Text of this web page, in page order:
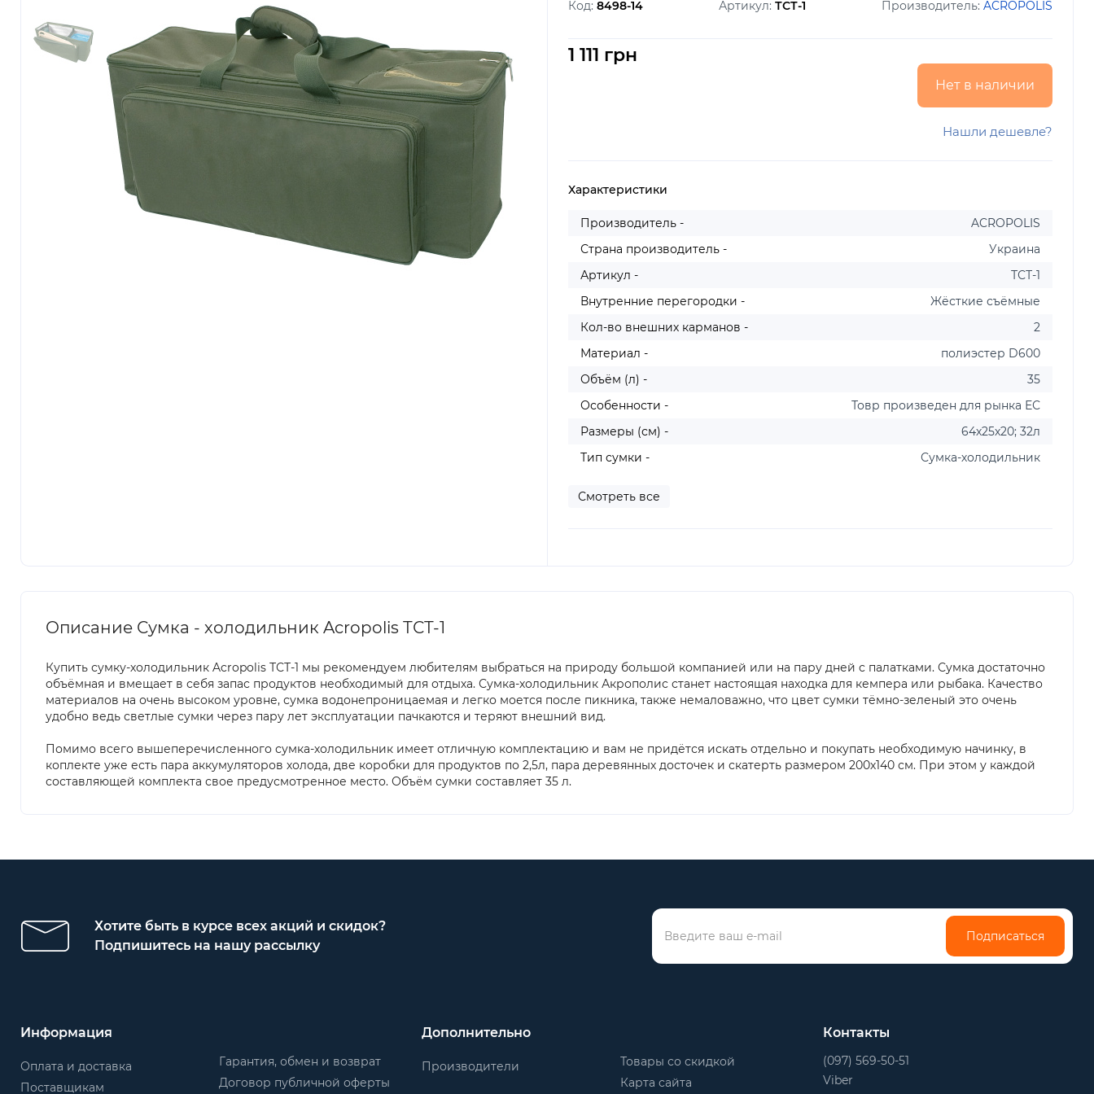
Код: 8498-14 Артикул: ТСТ-1 Производитель: ACROPOLIS
1 111 грн
Нет в наличии
Нашли дешевле?
Характеристики
Производитель -
ACROPOLIS
Страна производитель -
Украина
Артикул -
ТСТ-1
Внутренние перегородки -
Жёсткие съёмные
Кол-во внешних карманов -
2
Материал -
полиэстер D600
Объём (л) -
35
Особенности -
Товр произведен для рынка ЕС
Размеры (см) -
64х25х20; 32л
Тип сумки -
Сумка-холодильник
Смотреть все
Описание Сумка - холодильник Acropolis ТСТ-1
Купить сумку-холодильник Acropolis ТСТ-1 мы рекомендуем любителям выбраться на природу большой компанией или на пару дней с палатками. Сумка достаточно
объёмная и вмещает в себя запас продуктов необходимый для отдыха. Сумка-холодильник Акрополис станет настоящая находка для кемпера или рыбака. Качество
материалов на очень высоком уровне, сумка водонепроницаемая и легко моется после пикника, также немаловажно, что цвет сумки тёмно-зеленый это очень
удобно ведь светлые сумки через пару лет эксплуатации пачкаются и теряют внешний вид.
Помимо всего вышеперечисленного сумка-холодильник имеет отличную комплектацию и вам не придётся искать отдельно и покупать необходимую начинку, в
коплекте уже есть пара аккумуляторов холода, две коробки для продуктов по 2,5л, пара деревянных досточек и скатерть размером 200х140 см. При этом у каждой
составляющей комплекта свое предусмотренное место. Объём сумки составляет 35 л.
Хотите быть в курсе всех акций и скидок?
Подпишитесь на нашу рассылку
Подписаться
Информация
Оплата и доставка
Поставщикам
Гарантия, обмен и возврат
Договор публичной оферты
Дополнительно
Производители
Товары со скидкой
Карта сайта
Контакты
(097) 569-50-51
Viber